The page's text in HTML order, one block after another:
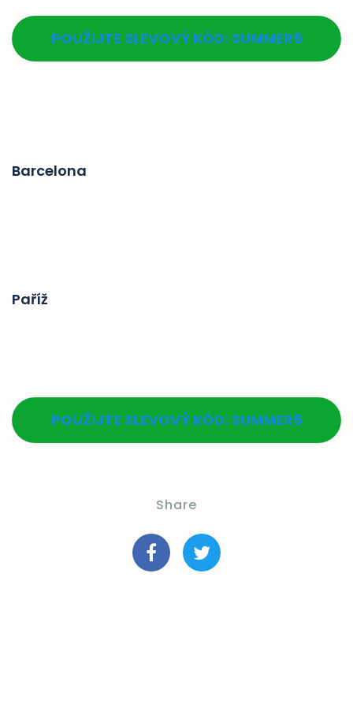
POUŽIJTE SLEVOVÝ KÓD: SUMMER5
Barcelona
Paříž
POUŽIJTE SLEVOVÝ KÓD: SUMMER5
Share